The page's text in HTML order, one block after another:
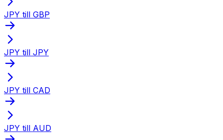
JPY till GBP
JPY till JPY
JPY till CAD
JPY till AUD